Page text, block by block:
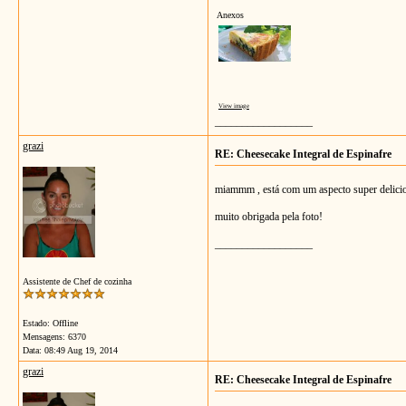
Anexos
View image
grazi
Assistente de Chef de cozinha
Estado: Offline
Mensagens: 6370
Data: 08:49 Aug 19, 2014
RE: Cheesecake Integral de Espinafre
miammm , está com um aspecto super
muito obrigada pela foto!
grazi
RE: Cheesecake Integral de Espinafre